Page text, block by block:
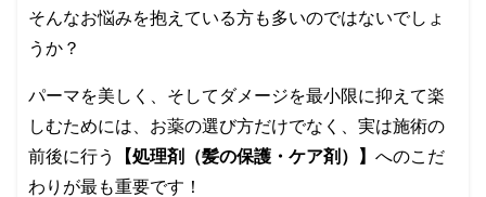
そんなお悩みを抱えている方も多いのではないでしょ
うか？
パーマを美しく、そしてダメージを最小限に抑えて楽
しむためには、お薬の選び方だけでなく、実は施術の
前後に行う
【処理剤（髪の保護・ケア剤）】 へのこだ
わりが最も重要です！